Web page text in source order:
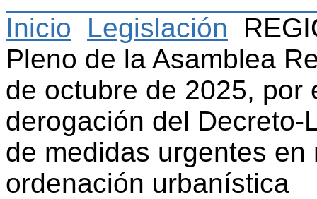
Inicio Legislación
Pleno de la Asamblea
de octubre de 2025, por
derogación del
de medidas urgentes
ordenación urbanística